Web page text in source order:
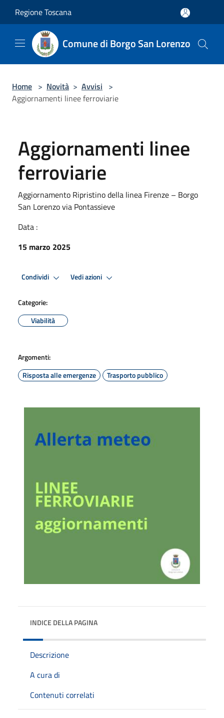
Regione Toscana
Comune di Borgo San Lorenzo
Home > Novità > Avvisi >
Aggiornamenti linee ferroviarie
Aggiornamenti linee
ferroviarie
Aggiornamento Ripristino della linea Firenze – Borgo
San Lorenzo via Pontassieve
Data :
15 marzo 2025
Condividi Vedi azioni
Categorie:
Viabilità
Argomenti:
Risposta alle emergenze
Trasporto pubblico
INDICE DELLA PAGINA
Descrizione
A cura di
Contenuti correlati